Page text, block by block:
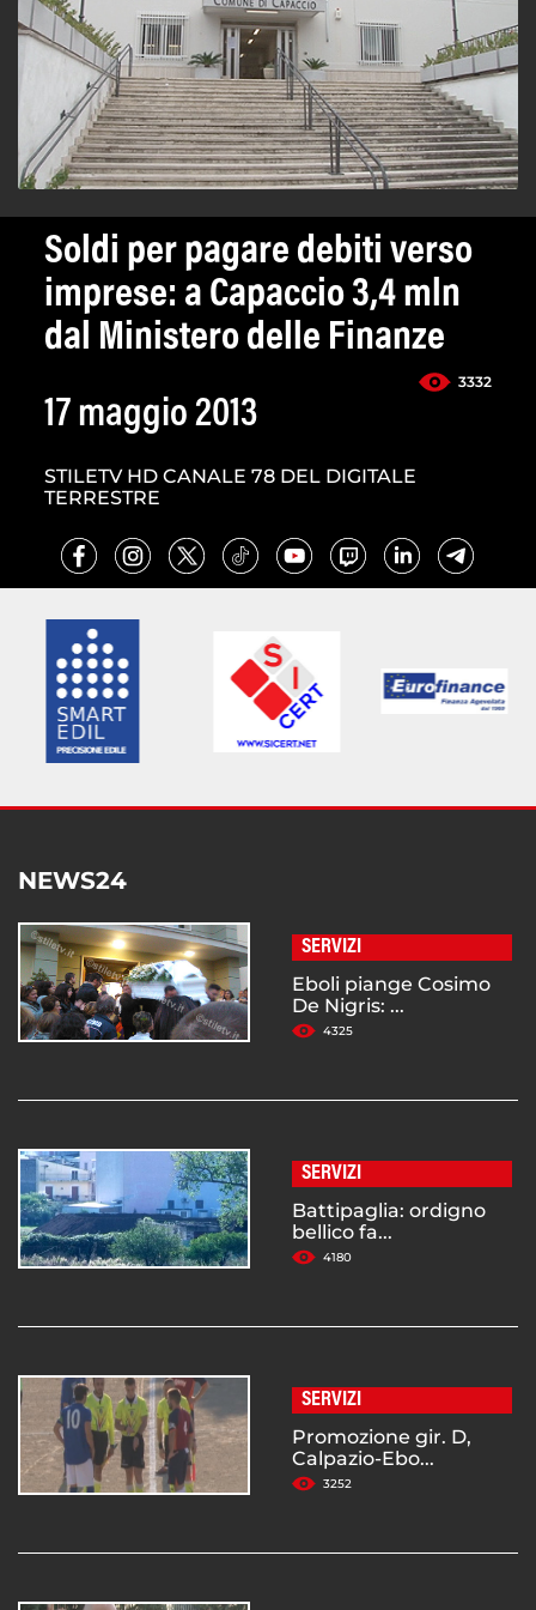
Soldi per pagare debiti verso
imprese: a Capaccio 3,4 mln
dal Ministero delle Finanze
3332
17 maggio 2013
STILETV HD CANALE 78 DEL DIGITALE
TERRESTRE
NEWS24
SERVIZI
Eboli piange Cosimo
De Nigris: ...
4325
SERVIZI
Battipaglia: ordigno
bellico fa...
4180
SERVIZI
Promozione gir. D,
Calpazio-Ebo...
3252